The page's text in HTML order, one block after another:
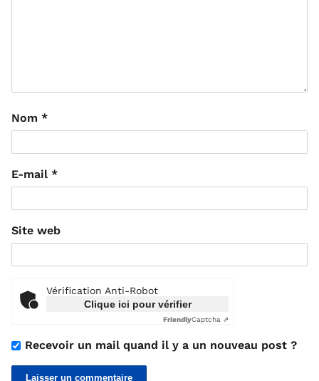
Nom *
E-mail *
Site web
Vérification Anti-Robot
Clique ici pour vérifier
FriendlyCaptcha ⇗
Recevoir un mail quand il y a un nouveau post ?